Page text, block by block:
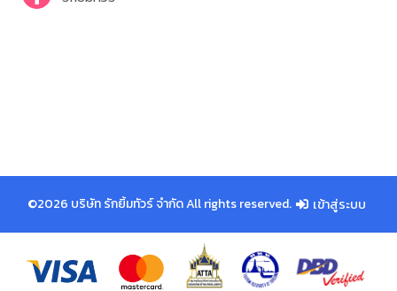
©2026 บริษัท รักยิ้มทัวร์ จำกัด All rights reserved. เข้าสู่ระบบ